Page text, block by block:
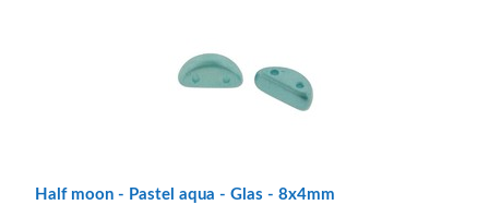
Half moon - Pastel aqua - Glas - 8x4mm